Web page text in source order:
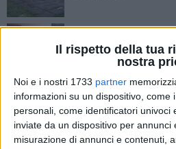
Il rispetto della tua
nostra
Noi e i nostri 1733 partner
informazioni su un dispositivo, come
personali, come identificatori univoci
inviate da un dispositivo per annunci
misurazione di annunci e contenuti,
MATERA - 13 LUGLIO 2014
Conversazione su ...
rinascita della
MATERA - 12 LUGLIO 2014
Giro di vite sul